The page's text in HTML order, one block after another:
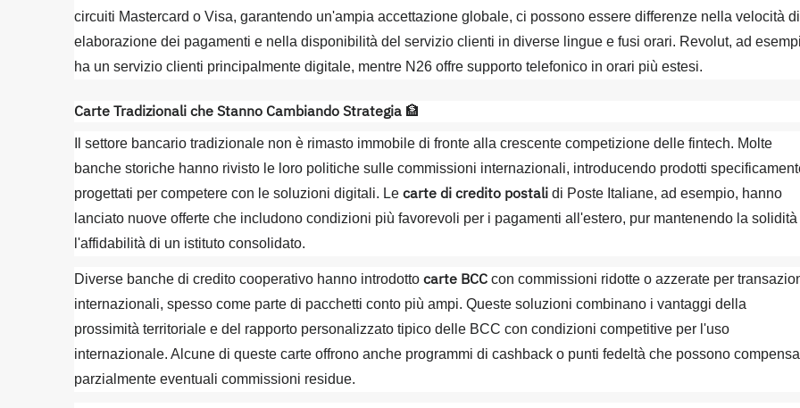
circuiti Mastercard o Visa, garantendo un'ampia accettazione globale, ci possono essere differenze nella velocità di
elaborazione dei pagamenti e nella disponibilità del servizio clienti in diverse lingue e fusi orari. Revolut, ad
ha un servizio clienti principalmente digitale, mentre N26 offre supporto telefonico in orari più estesi.
Carte Tradizionali che Stanno Cambiando Strategia 🏦
Il settore bancario tradizionale non è rimasto immobile di fronte alla crescente competizione delle fintech. Molte
banche storiche hanno rivisto le loro politiche sulle commissioni internazionali, introducendo prodotti
progettati per competere con le soluzioni digitali. Le carte di credito postali di Poste Italiane, ad esempio, hanno
lanciato nuove offerte che includono condizioni più favorevoli per i pagamenti all'estero, pur mantenendo la solidità
l'affidabilità di un istituto consolidato.
Diverse banche di credito cooperativo hanno introdotto carte BCC con commissioni ridotte o azzerate per
internazionali, spesso come parte di pacchetti conto più ampi. Queste soluzioni combinano i vantaggi della
prossimità territoriale e del rapporto personalizzato tipico delle BCC con condizioni competitive per l'uso
internazionale. Alcune di queste carte offrono anche programmi di cashback o punti fedeltà che possono
parzialmente eventuali commissioni residue.